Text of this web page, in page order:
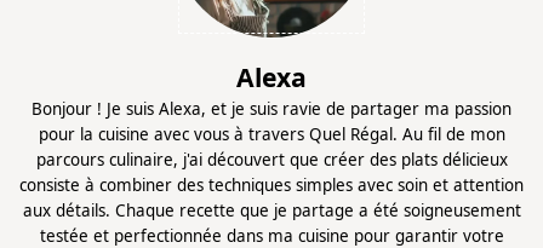
Alexa
Bonjour ! Je suis Alexa, et je suis ravie de partager ma passion
pour la cuisine avec vous à travers Quel Régal. Au fil de mon
parcours culinaire, j'ai découvert que créer des plats délicieux
consiste à combiner des techniques simples avec soin et attention
aux détails. Chaque recette que je partage a été soigneusement
testée et perfectionnée dans ma cuisine pour garantir votre